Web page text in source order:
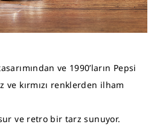
ve 1990’ların Pepsi
ve kırmızı renklerden ilham
ve retro bir tarz sunuyor.